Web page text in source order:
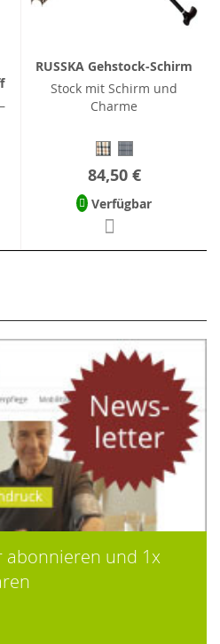
RUSSKA Gehstock-Schirm
Stock mit Schirm und
Charme
84,50 €
Verfügbar
abonnieren und 1x